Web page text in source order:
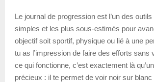
Le journal de progression est l’un des
simples et les plus sous-estimés pour
objectif soit sportif, physique ou lié à une
tu as l’impression de faire des efforts sans
ce qui fonctionne, c’est exactement là
précieux : il te permet de voir noir sur